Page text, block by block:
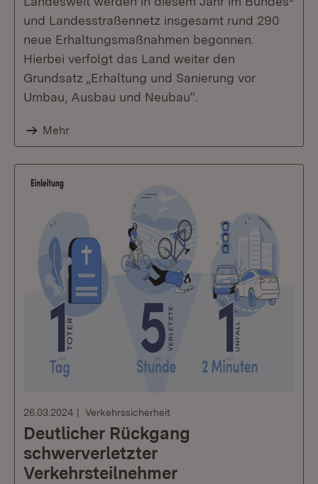
und Landesstraßennetz insgesamt rund 290
neue Erhaltungsmaßnahmen begonnen.
Hierbei verfolgt das Land weiter den
Grundsatz „Erhaltung und Sanierung vor
Umbau, Ausbau und Neubau“.
Mehr
26.03.2024 Verkehrssicherheit
Deutlicher Rückgang
schwerverletzter
Verkehrsteilnehmer